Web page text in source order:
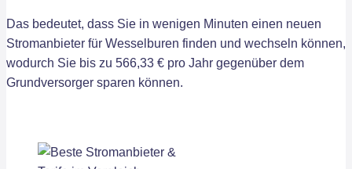
Das bedeutet, dass Sie in wenigen Minuten einen neuen
Stromanbieter für Wesselburen finden und wechseln können,
wodurch Sie bis zu 566,33 € pro Jahr gegenüber dem
Grundversorger sparen können.